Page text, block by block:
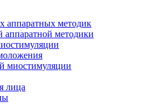
аппаратных методик
аппаратной методики
миостимуляции
лица